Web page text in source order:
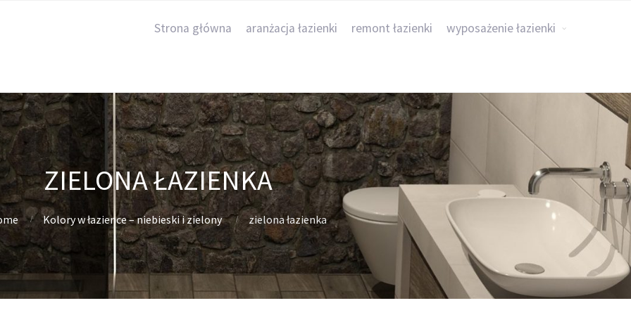
Strona główna aranżacja łazienki remont łazienki wyposażenie łazienki
ZIELONA ŁAZIENKA
Kolory w łazience – niebieski i zielony zielona łazienka